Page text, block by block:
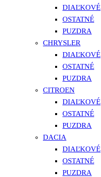
DIAĽKOVÉ
OSTATNÉ
PUZDRA
CHRYSLER
DIAĽKOVÉ
OSTATNÉ
PUZDRA
CITROEN
DIAĽKOVÉ
OSTATNÉ
PUZDRA
DACIA
DIAĽKOVÉ
OSTATNÉ
PUZDRA